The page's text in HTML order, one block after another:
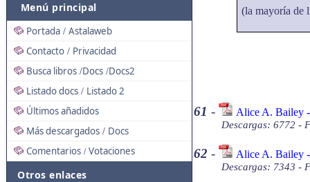
Menú principal
Portada / Astalaweb
Contacto / Privacidad
Busca libros /Docs /Docs2
Listado docs / Listado 2
Últimos añadidos
Más descargados / Docs
Comentarios / Votaciones
Otros enlaces
(la mayoría de
61 - Alice A. Bailey
Descargas: 6772 -
62 - Alice A. Bailey -
Descargas: 7343 -